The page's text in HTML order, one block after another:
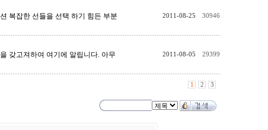
복잡한 선들을 선택 하기 힘든 부분
2011-08-25 30946
갖고져하여 여기에 알립니다. 아무
2011-08-05 29399
1 2 3